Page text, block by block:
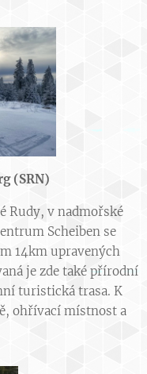
(SRN)
Rudy, v nadmořské
Scheiben se
14km upravených
je zde také přírodní
turistická trasa. K
ohřívací místnost a